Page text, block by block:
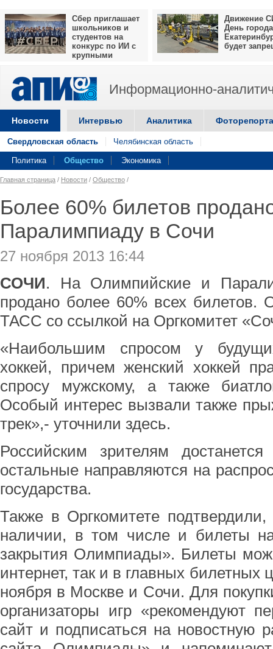
Сбер приглашает
школьников и
студентов на
конкурс по ИИ с
крупными
Движение
День города
будет
Информационно-
Новости Интервью Аналитика
Свердловская область Челябинская область
Политика Общество Экономика
Главная страница / Новости / Общество /
Более 60% билетов
Паралимпиаду в Сочи
27 ноября 2013 16:44
СОЧИ. На Олимпийские и
продано более 60% всех
ТАСС со ссылкой на Оргкомитет
«Наибольшим спросом у
хоккей, причем женский хоккей
спросу мужскому, а также
Особый интерес вызвали также
трек»,- уточнили здесь.
Российским зрителям
остальные направляются на
государства.
Также в Оргкомитете
наличии, в том числе и билеты
закрытия Олимпиады». Билеты
интернет, так и в главных билетных
ноября в Москве и Сочи. Для
организаторы игр «рекомендуют
сайт и подписаться на новостную